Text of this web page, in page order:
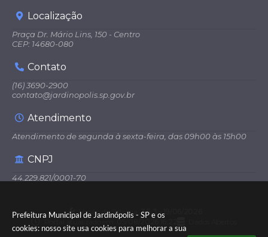
Prefeitura Municipal de Jardinópolis - SP e os
cookies: nosso site usa cookies para melhorar a sua
Localização
Praça Dr. Mário Lins, 150 - Centro
CEP: 14680-080
Contato
(16) 3690-2900
contato@jardinopolis.sp.gov.br
Atendimento
Atendimento de segunda à sexta-feira, das 09h00 às 15h00
CNPJ
44.229.821/0001-70
Versão do Sistema: 3.5.3 - 19/06/2026
Portal atualizado em:
05/08/2026 16:22